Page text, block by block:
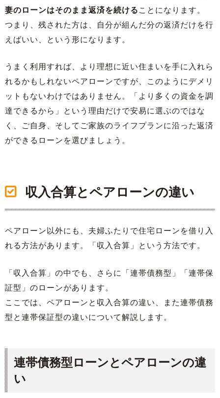
妻のローンはそのまま返済を続ける ことになります。
つまり、残された方は、自分が組んだ分の返済だけを行
えばいい、という形になります。
うまく利用すれば、より理想に近い住まいを手に入れら
れるかもしれないペアローンですが、このようにデメリ
ットもないわけではありません。「より多くの資金を調
達できるから」という理由だけで安易に選ぶのではな
く、ご自身、そしてご家族のライフプランに沿った返済
ができるローンを選びましょう。
収入合算とペアローンの違い
ペアローン以外にも、夫婦ふたりで住宅ローンを借り入
れる方法があります。「収入合算」という方法です。
「収入合算」の中でも、さらに「連帯債務型」「連帯保
証型」のローンがあります。
ここでは、ペアローンと収入合算の違い、また連帯債務
型と連帯保証型の違いについて解説します。
連帯債務型ローンとペアローンの違
い